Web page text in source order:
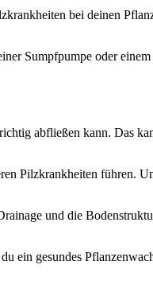
bei deinen
Sumpfpumpe oder
abfließen kann. Das
Pilzkrankheiten führen.
und die
ein gesundes